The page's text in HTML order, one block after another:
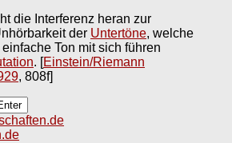
die Interferenz heran zur
der Untertöne, welche
Ton mit sich führen
. [Einstein/Riemann
, 808f]